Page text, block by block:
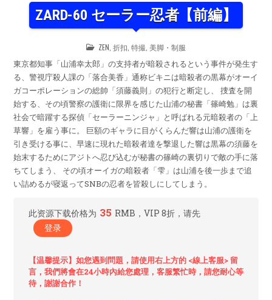
ZARD-60 セーラー忍者【前編】
POSTED
ZEN, 折扣, 特撮, 美脚・制服
東京都知事「山浦幸太郎」の支持者が暗殺されるという事件が発生す
る、警視庁殺人課の「落合美香」通称ビキニは暗殺者の黒幕がオーイ
ガコーポレーションの総帥「須藤義則」の犯行と断定し、 捜査を開
始する、その頃警察の護衛に限界を感じた山浦の秘書「篠崎勉」は裏
社会で暗躍する探偵「セーラーニンジャ」と呼ばれる元暗殺者の「上
草響」を雇う事に。 巨額のギャラに目がくらんだ響は山浦の護衛を
引き受ける事に、早速に現れた暗殺者達を撃退した響は黒幕の須藤を
始末するためにアジトへ忍び込むが秘書の篠崎の裏切りで敵の手に落
ちてしまう、 その頃オーイガの暗殺者「雫」は山浦を後一歩まで追
い詰めるが寝返ってSNBの忍者を皆殺しにしてしまう。
此资源下载价格为 35 RMB，VIP 8折，请先
登录
【温馨提示】如您遇到問題，請使用右上方的 <線上客服> 留
言，我們將會在24小時內給您處理，客服繁忙時，請您耐心等
待，謝謝合作！